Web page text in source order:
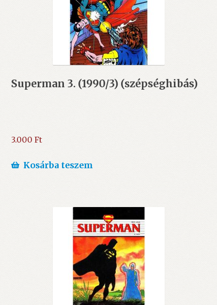
Superman 3. (1990/3) (szépséghibás)
3.000 Ft
Kosárba teszem